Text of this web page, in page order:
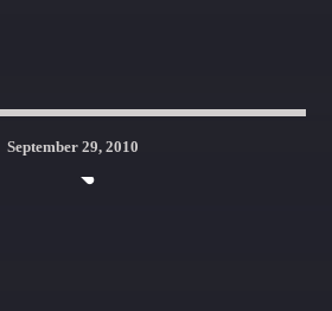
September 29, 2010